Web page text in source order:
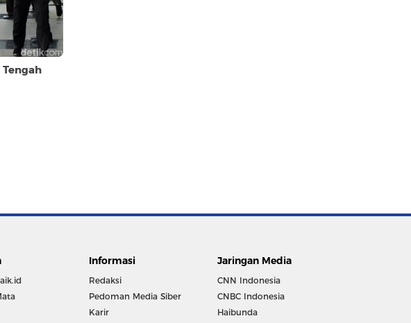
Tengah
Informasi
Redaksi
Pedoman Media Siber
Karir
Jaringan Media
CNN Indonesia
CNBC Indonesia
Haibunda